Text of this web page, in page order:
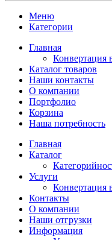
Меню
Категории
Главная
Конвертация
Каталог товаров
Наши контакты
О компании
Портфолио
Корзина
Наша потребность
Главная
Каталог
Услуги
Конвертация
Контакты
О компании
Наши отгрузки
Информация